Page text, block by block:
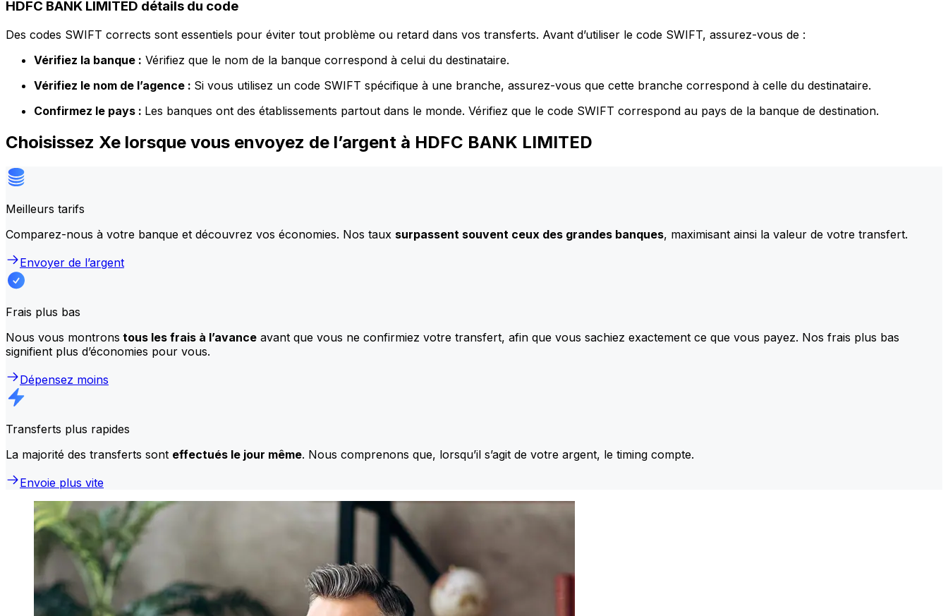
HDFC BANK LIMITED détails du code
Des codes SWIFT corrects sont essentiels pour éviter tout problème ou retard dans vos transferts. Avant d’utiliser le code SWIFT, assurez-vous de :
Vérifiez la banque : Vérifiez que le nom de la banque correspond à celui du destinataire.
Vérifiez le nom de l’agence : Si vous utilisez un code SWIFT spécifique à une branche, assurez-vous que cette branche correspond à celle du destinataire.
Confirmez le pays : Les banques ont des établissements partout dans le monde. Vérifiez que le code SWIFT correspond au pays de la banque de destination.
Choisissez Xe lorsque vous envoyez de l’argent à HDFC BANK LIMITED
Meilleurs tarifs
Comparez-nous à votre banque et découvrez vos économies. Nos taux surpassent souvent ceux des grandes banques, maximisant ainsi la valeur de votre transfert.
Envoyer de l’argent
Frais plus bas
Nous vous montrons tous les frais à l’avance avant que vous ne confirmiez votre transfert, afin que vous sachiez exactement ce que vous payez. Nos frais plus bas
signifient plus d’économies pour vous.
Dépensez moins
Transferts plus rapides
La majorité des transferts sont effectués le jour même. Nous comprenons que, lorsqu’il s’agit de votre argent, le timing compte.
Envoie plus vite